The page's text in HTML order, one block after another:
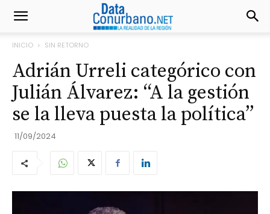
INICIO SIN RETORNO
Adrián Urreli categórico con
Julián Álvarez: “A la gestión
se la lleva puesta la política”
11/09/2024